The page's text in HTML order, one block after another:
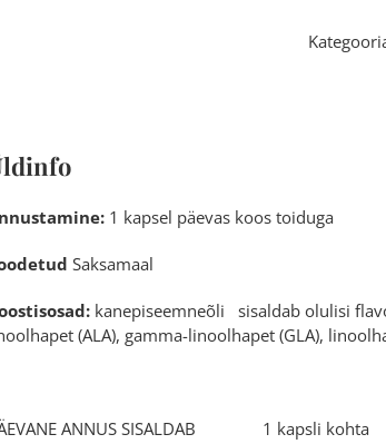
1 kapsel päevas koos toiduga
Saksamaal
kanepiseemneõli sisaldab olulisi
(ALA), gamma-linoolhapet (GLA),
ANNUS SISALDAB 1